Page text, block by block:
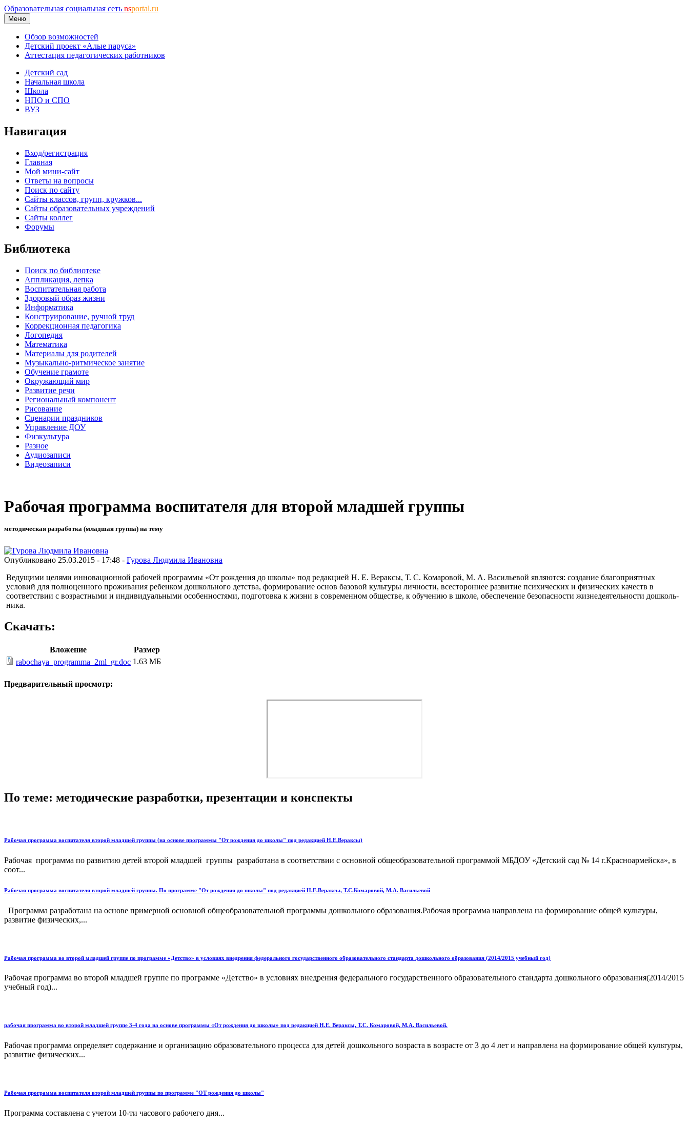
Образовательная социальная сеть nsportal.ru
Меню
Обзор возможностей
Детский проект «Алые паруса»
Аттестация педагогических работников
Детский сад
Начальная школа
Школа
НПО и СПО
ВУЗ
Навигация
Вход/регистрация
Главная
Мой мини-сайт
Ответы на вопросы
Поиск по сайту
Сайты классов, групп, кружков...
Сайты образовательных учреждений
Сайты коллег
Форумы
Библиотека
Поиск по библиотеке
Аппликация, лепка
Воспитательная работа
Здоровый образ жизни
Информатика
Конструирование, ручной труд
Коррекционная педагогика
Логопедия
Математика
Материалы для родителей
Музыкально-ритмическое занятие
Обучение грамоте
Окружающий мир
Развитие речи
Региональный компонент
Рисование
Сценарии праздников
Управление ДОУ
Физкультура
Разное
Аудиозаписи
Видеозаписи
Рабочая программа воспитателя для второй младшей группы
методическая разработка (младшая группа) на тему
Опубликовано 25.03.2015 - 17:48 - Гурова Людмила Ивановна
Ведущими целями инновационной рабочей программы «От рождения до школы» под редакцией Н. Е. Вераксы, Т. С. Комаровой, М. А. Васильевой являются: создание благопри­ятных
условий для полноценного проживания ребенком дошкольного детства, формирование основ базовой культуры личности, всестороннее развитие психических и физических качеств в
соответствии с возрастными и индивидуальными особенностями, подготовка к жизни в совре­менном обществе, к обучению в школе, обеспечение безопасности жизнедеятельности дошколь­
ника.
Скачать:
Вложение
Размер
rabochaya_programma_2ml_gr.doc 1.63 МБ
Предварительный просмотр:
По теме: методические разработки, презентации и конспекты
Рабочая программа воспитателя второй младшей группы (на основе программы "От рождения до школы" под редакцией Н.Е.Вераксы)
Рабочая программа по развитию детей второй младшей группы разработана в соответствии с основной общеобразовательной программой МБДОУ «Детский сад № 14 г.Красноармейска», в
соот...
Рабочая программа воспитателя второй младшей группы. По программе "От рождения до школы" под редакцией Н.Е.Вераксы, Т.С.Комаровой, М.А. Васильевой
Программа разработана на основе примерной основной общеобразовательной программы дошкольного образования.Рабочая программа направлена на формирование общей культуры,
развитие физических,...
Рабочая программа во второй младшей группе по программе «Детство» в условиях внедрения федерального государственного образовательного стандарта дошкольного образования (2014/2015 учебный год)
Рабочая программа во второй младшей группе по программе «Детство» в условиях внедрения федерального государственного образовательного стандарта дошкольного образования(2014/2015
учебный год)...
рабочая программа во второй младшей группе 3-4 года на основе программы «От рождения до школы» под редакцией Н.Е. Вераксы, Т.С. Комаровой, М.А. Васильевой.
Рабочая программа определяет содержание и организацию образовательного процесса для детей дошкольного возраста в возрасте от 3 до 4 лет и направлена на формирование общей культуры,
развитие физических...
Рабочая программа воспитателя второй младшей группы по программе "ОТ рождения до школы"
Программа составлена с учетом 10-ти часового рабочего дня...